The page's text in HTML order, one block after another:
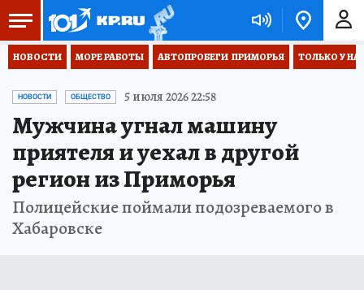
НОВОСТИ МОРЕ РАБОТЫ АВТОПРОБЕГИ  ПРИМОРЬЯ ТОЛЬКО У
НОВОСТИ ОБЩЕСТВО 5 июля 2026 22:58
Мужчина угнал машину
приятеля и уехал в другой
регион из Приморья
Полицейские поймали подозреваемого в
Хабаровске